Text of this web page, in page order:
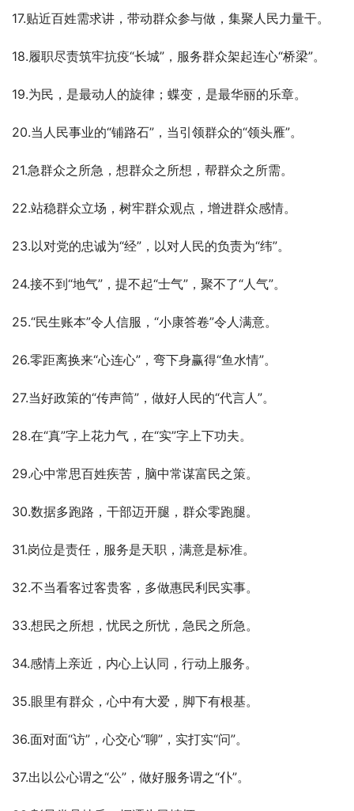
17.贴近百姓需求讲，带动群众参与做，集聚人民力量干。
18.履职尽责筑牢抗疫“长城”，服务群众架起连心“桥梁”。
19.为民，是最动人的旋律；蝶变，是最华丽的乐章。
20.当人民事业的“铺路石”，当引领群众的“领头雁”。
21.急群众之所急，想群众之所想，帮群众之所需。
22.站稳群众立场，树牢群众观点，增进群众感情。
23.以对党的忠诚为“经”，以对人民的负责为“纬”。
24.接不到“地气”，提不起“士气”，聚不了“人气”。
25.“民生账本”令人信服，“小康答卷”令人满意。
26.零距离换来“心连心”，弯下身赢得“鱼水情”。
27.当好政策的“传声筒”，做好人民的“代言人”。
28.在“真”字上花力气，在“实”字上下功夫。
29.心中常思百姓疾苦，脑中常谋富民之策。
30.数据多跑路，干部迈开腿，群众零跑腿。
31.岗位是责任，服务是天职，满意是标准。
32.不当看客过客贵客，多做惠民利民实事。
33.想民之所想，忧民之所忧，急民之所急。
34.感情上亲近，内心上认同，行动上服务。
35.眼里有群众，心中有大爱，脚下有根基。
36.面对面“访”，心交心“聊”，实打实“问”。
37.出以公心谓之“公”，做好服务谓之“仆”。